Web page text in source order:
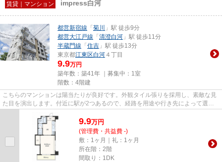
賃貸｜マンション impress白河
都営新宿線 「 菊川
」駅 徒歩9分
都営大江戸線 「 清澄白河 」駅 徒歩11分
半蔵門線 「 住吉 」駅 徒歩13分
東京都江東区白河 ４丁目
9.9万円
築年数：築41年 ｜募集中： 1室
階数：4階建
こちらのマンションは陽当たりが良好です。外観タイル張りを採用し、素敵な見
た目を演出します。付近に駅が2つあるので、経路を用途や行き先によって選べ
る物件です。トラスト・レジデ...
9.9万円
(管理費・共益費 -)
敷：1ヶ月｜礼：1ヶ月
所在階：2階
間取り：1DK